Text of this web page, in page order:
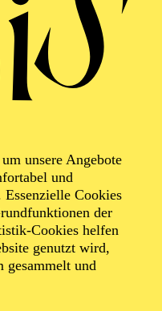
unsere Angebote
und
Cookies
der
Cookies helfen
genutzt wird,
gesammelt und
OTTO